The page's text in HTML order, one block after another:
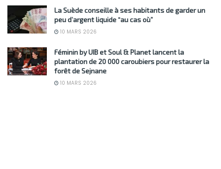
La Suède conseille à ses habitants de garder un
peu d’argent liquide “au cas où”
10 MARS 2026
Féminin by UIB et Soul & Planet lancent la
plantation de 20 000 caroubiers pour restaurer la
forêt de Sejnane
10 MARS 2026